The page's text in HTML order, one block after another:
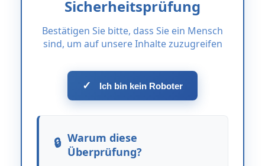
Sicherheitsprüfung
Bestätigen Sie bitte, dass Sie ein Mensch
sind, um auf unsere Inhalte zuzugreifen
✓ Ich bin kein Roboter
Warum diese
Überprüfung?